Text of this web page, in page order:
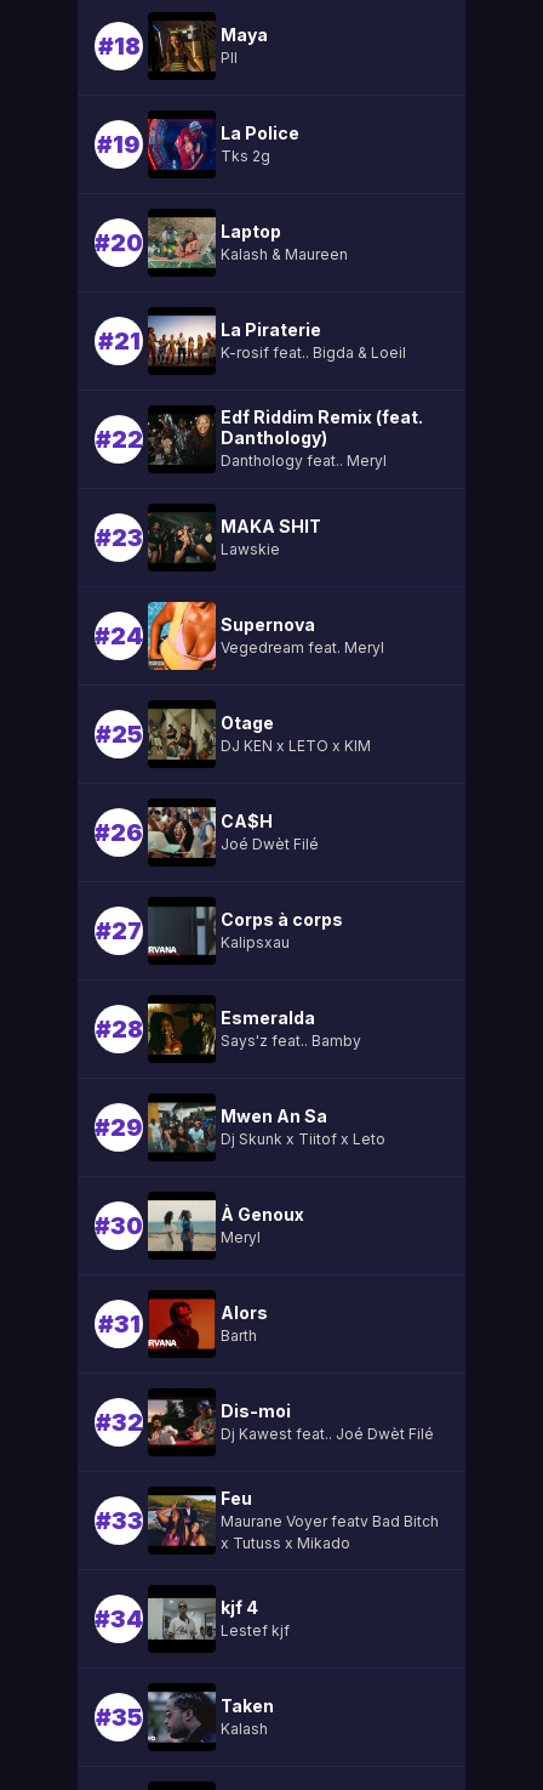
#18 Maya
Pll
#19 La Police
Tks 2g
#20 Laptop
Kalash & Maureen
#21 La Piraterie
K-rosif feat.. Bigda & Loeil
#22
Edf Riddim Remix (feat.
Danthology)
Danthology feat.. Meryl
#23 MAKA SHIT
Lawskie
#24 Supernova
Vegedream feat. Meryl
#25 Otage
DJ KEN x LETO x KIM
#26 CA$H
Joé Dwèt Filé
#27 Corps à corps
Kalipsxau
#28 Esmeralda
Says'z feat.. Bamby
#29 Mwen An Sa
Dj Skunk x Tiitof x Leto
#30 À Genoux
Meryl
#31 Alors
Barth
#32 Dis-moi
Dj Kawest feat.. Joé Dwèt Filé
#33
Feu
Maurane Voyer featv Bad Bitch
x Tutuss x Mikado
#34 kjf 4
Lestef kjf
#35 Taken
Kalash